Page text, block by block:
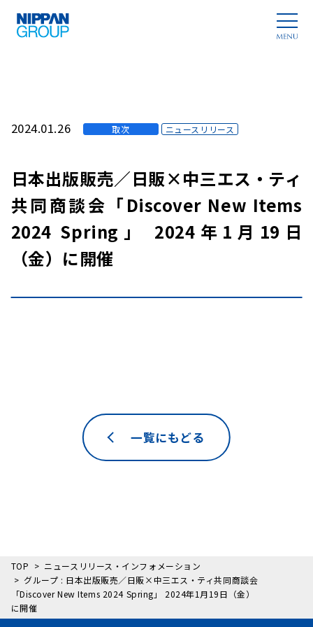
2024.01.26 取次 ニュースリリース
日本出版販売／日販×中三エス・ティ
共同商談会「Discover New Items
2024 Spring」 2024年1月19日
（金）に開催
一覧にもどる
TOP
ニュースリリース・インフォメーション
グループ : 日本出版販売／日販×中三エス・ティ共同商談会
「Discover New Items 2024 Spring」 2024年1月19日（金）
に開催